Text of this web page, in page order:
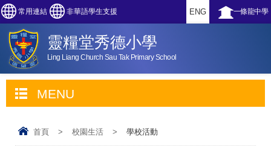
常用連結 非華語學生支援 一條龍中學
ENG
靈糧堂秀德小學
Ling Liang Church Sau Tak Primary School
MENU
首頁 > 校園生活 > 學校活動